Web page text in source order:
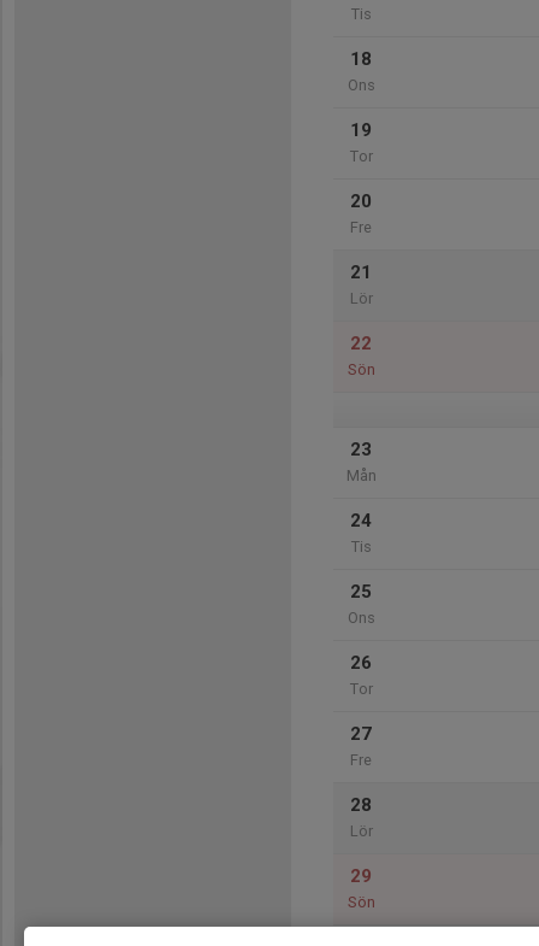
Tis
18
Ons
19
Tor
20
Fre
21
Lör
22
Sön
23
Mån
24
Tis
25
Ons
26
Tor
27
Fre
28
Lör
29
Sön